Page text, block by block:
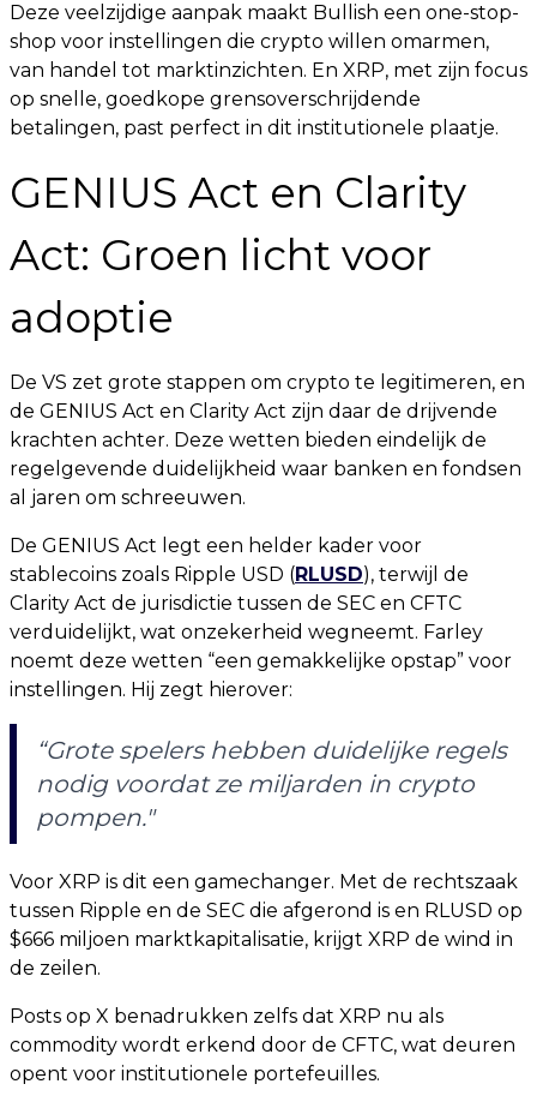
Deze veelzijdige aanpak maakt Bullish een one-stop-
shop voor instellingen die crypto willen omarmen,
van handel tot marktinzichten. En XRP, met zijn focus
op snelle, goedkope grensoverschrijdende
betalingen, past perfect in dit institutionele plaatje.
GENIUS Act en Clarity
Act: Groen licht voor
adoptie
De VS zet grote stappen om crypto te legitimeren, en
de GENIUS Act en Clarity Act zijn daar de drijvende
krachten achter. Deze wetten bieden eindelijk de
regelgevende duidelijkheid waar banken en fondsen
al jaren om schreeuwen.
De GENIUS Act legt een helder kader voor
stablecoins zoals Ripple USD (RLUSD), terwijl de
Clarity Act de jurisdictie tussen de SEC en CFTC
verduidelijkt, wat onzekerheid wegneemt. Farley
noemt deze wetten “een gemakkelijke opstap” voor
instellingen. Hij zegt hierover:
“Grote spelers hebben duidelijke regels
nodig voordat ze miljarden in crypto
pompen."
Voor XRP is dit een gamechanger. Met de rechtszaak
tussen Ripple en de SEC die afgerond is en RLUSD op
$666 miljoen marktkapitalisatie, krijgt XRP de wind in
de zeilen.
Posts op X benadrukken zelfs dat XRP nu als
commodity wordt erkend door de CFTC, wat deuren
opent voor institutionele portefeuilles.